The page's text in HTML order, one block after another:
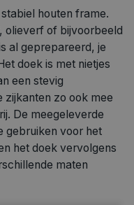
houten frame.
olieverf of bijvoorbeeld
al geprepareerd, je
doek is met nietjes
een stevig
zijkanten zo ook mee
De meegeleverde
gebruiken voor het
het doek vervolgens
maten